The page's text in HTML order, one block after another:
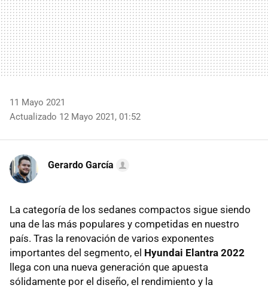
11 Mayo 2021
Actualizado 12 Mayo 2021, 01:52
Gerardo García
La categoría de los sedanes compactos sigue siendo
una de las más populares y competidas en nuestro
país. Tras la renovación de varios exponentes
importantes del segmento, el Hyundai Elantra 2022
llega con una nueva generación que apuesta
sólidamente por el diseño, el rendimiento y la